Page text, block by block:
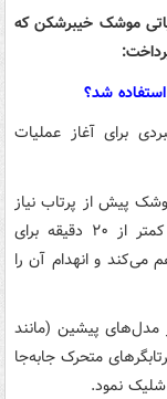
موشک خیبرشکن که
شد؟
برای آغاز عملیات
پیش از پرتاب نیاز
به سوخت‌گیری طولانی ندارد. می‌توان آن را در کمتر از ۲۰ دقیقه برای
می‌کند و انهدام آن را
مدل‌های پیشین (مانند
متحرک جابه‌جا
شلیک نمود.